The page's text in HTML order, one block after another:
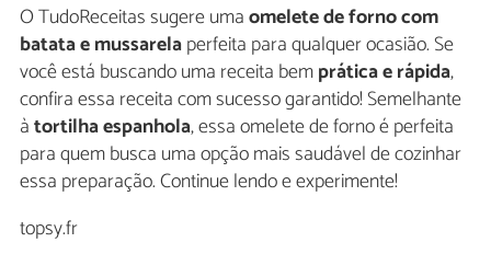
O TudoReceitas sugere umaomelete de forno com
batata e mussarelaperfeita para qualquer ocasião. Se
você está buscando uma receita bemprática e rápida,
confira essa receita com sucesso garantido! Semelhante
àtortilha espanhola, essa omelete de forno é perfeita
para quem busca uma opção mais saudável de cozinhar
essa preparação. Continue lendo e experimente!
topsy.fr